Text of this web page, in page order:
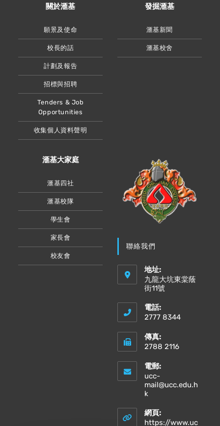
關於滙基
願景及使命
校長的話
計劃及報告
招標與招聘
Tenders & Job
Opportunities
收集個人資料聲明
發掘滙基
滙基新聞
滙基校舍
滙基大家庭
滙基四社
滙基校隊
學生會
家長會
校友會
聯絡我們
地址:
九龍大坑東棠蔭
街11號
電話:
2777 8344
傳真:
2788 2116
電郵:
ucc-
mail@ucc.edu.h
k
your
application
網頁:
https://www.uc